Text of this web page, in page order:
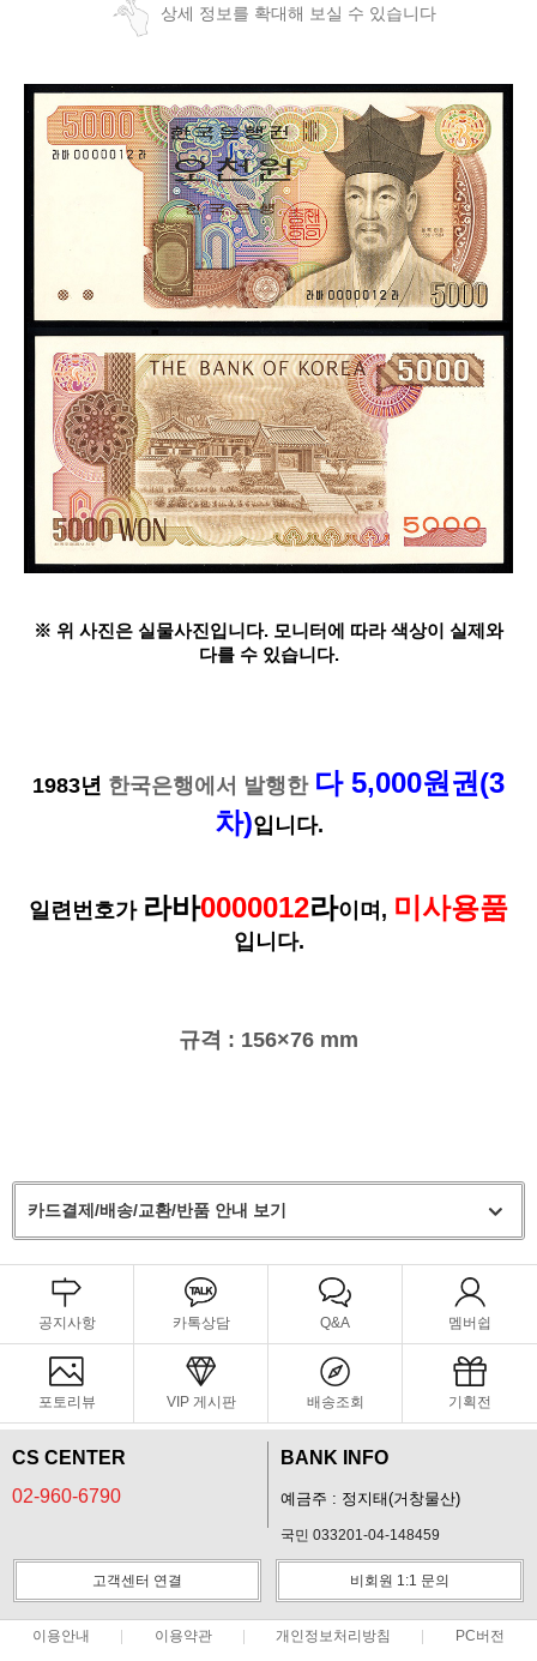
상세 정보를 확대해 보실 수 있습니다
※ 위 사진은 실물사진입니다. 모니터에 따라 색상이 실제와
다를 수 있습니다.
1983년 한국은행에서 발행한 다 5,000원권(3
차)입니다.
일련번호가 라바0000012라이며, 미사용품
입니다.
규격 : 156×76 mm
카드결제/배송/교환/반품 안내 보기
공지사항 카톡상담 Q&A 멤버쉽
포토리뷰 VIP 게시판 배송조회 기획전
CS CENTER
02-960-6790
BANK INFO
예금주 : 정지태(거창물산)
국민 033201-04-148459
고객센터 연결 비회원 1:1 문의
이용안내 이용약관 개인정보처리방침 PC버전